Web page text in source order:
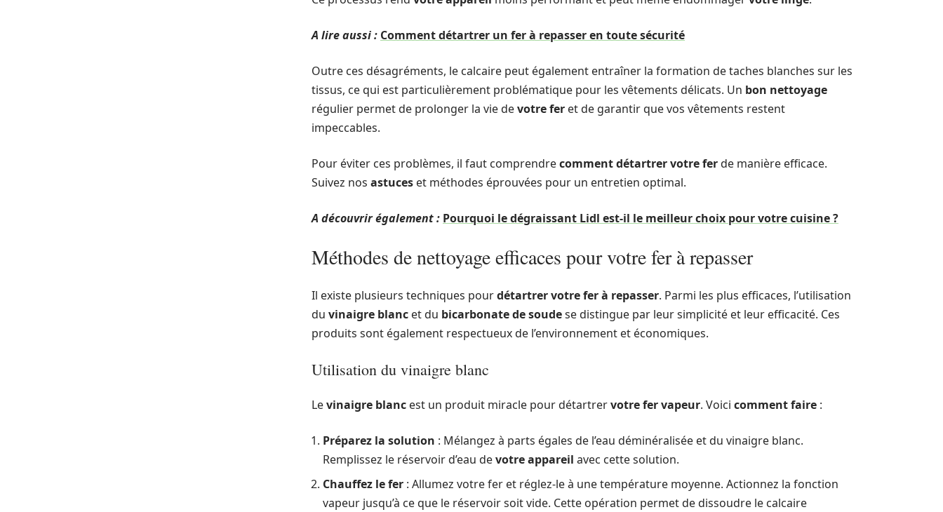
A lire aussi : Comment détartrer un fer à repasser en toute sécurité
Outre ces désagréments, le calcaire peut également entraîner la formation de taches blanches sur les
tissus, ce qui est particulièrement problématique pour les vêtements délicats. Un bon nettoyage
régulier permet de prolonger la vie devotre fer et de garantir que vos vêtements restent
impeccables.
Pour éviter ces problèmes, il faut comprendrecomment détartrer votre ferde manière efficace.
Suivez nos astuces et méthodes éprouvées pour un entretien optimal.
A découvrir également : Pourquoi le dégraissant Lidl est-il le meilleur choix pour votre cuisine ?
Méthodes de nettoyage efficaces pour votre fer à repasser
Il existe plusieurs techniques pourdétartrer votre fer à repasser. Parmi les plus efficaces, l’utilisation
du vinaigre blanc et du bicarbonate de soudese distingue par leur simplicité et leur efficacité. Ces
produits sont également respectueux de l’environnement et économiques.
Utilisation du vinaigre blanc
Levinaigre blanc est un produit miracle pour détartrervotre fer vapeur. Voici comment faire :
Préparez la solution : Mélangez à parts égales de l’eau déminéralisée et du vinaigre blanc.
Remplissez le réservoir d’eau devotre appareil avec cette solution.
Chauffez le fer : Allumez votre fer et réglez-le à une température moyenne. Actionnez la fonction
vapeur jusqu’à ce que le réservoir soit vide. Cette opération permet de dissoudre le calcaire